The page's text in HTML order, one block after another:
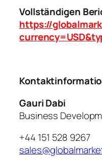
Vollständigen
https://
Gauri Dabi
Business
+44 151 528 9267